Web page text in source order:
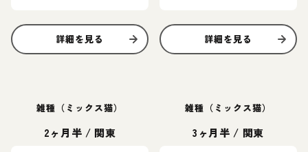
詳細を見る 詳細を見る
雑種（ミックス猫）
2ヶ月半 / 関東
雑種（ミックス猫）
3ヶ月半 / 関東